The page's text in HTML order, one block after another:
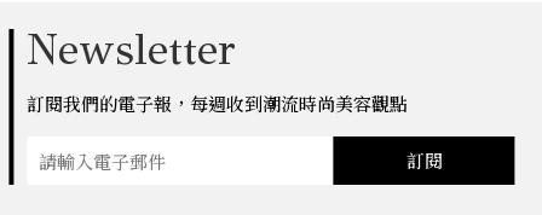
Newsletter
訂閱我們的電子報，每週收到潮流時尚美容觀點
訂閱